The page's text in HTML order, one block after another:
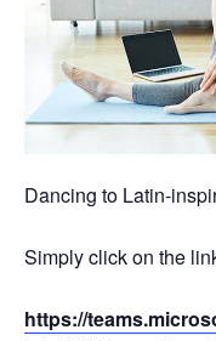
Dancing to Latin-
Simply click on the
https://